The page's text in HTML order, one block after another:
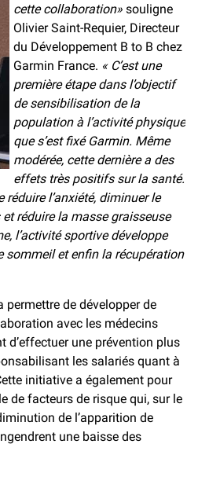
cette collaboration» souligne
Olivier Saint-Requier, Directeur
du Développement B to B chez
Garmin France. « C’est une
première étape dans l’objectif
de sensibilisation de la
population à l’activité physique
que s’est fixé Garmin. Même
modérée, cette dernière a des
effets très positifs sur la santé.
l’anxiété, diminuer le
réduire la masse graisseuse
l’activité sportive développe
sommeil et enfin la récupération
permettre de développer de
avec les médecins
d’effectuer une prévention plus
les salariés quant à
initiative a également pour
de facteurs de risque qui, sur le
de l’apparition de
une baisse des